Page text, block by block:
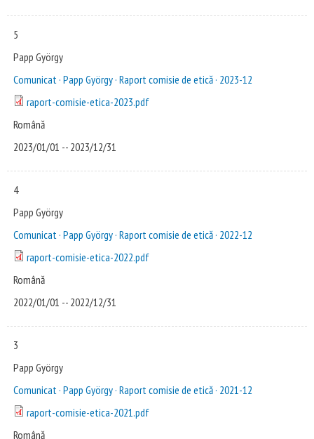
5
Papp György
Comunicat · Papp György · Raport comisie de etică · 2023-12
raport-comisie-etica-2023.pdf
Română
2023/01/01 -- 2023/12/31
4
Papp György
Comunicat · Papp György · Raport comisie de etică · 2022-12
raport-comisie-etica-2022.pdf
Română
2022/01/01 -- 2022/12/31
3
Papp György
Comunicat · Papp György · Raport comisie de etică · 2021-12
raport-comisie-etica-2021.pdf
Română